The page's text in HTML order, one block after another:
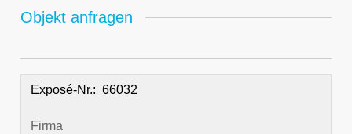
Objekt anfragen
Exposé-Nr.:
Firma